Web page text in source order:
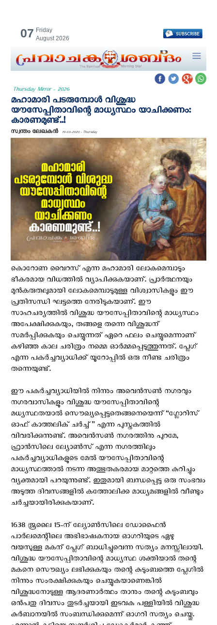
07 Friday
August 2026
Thursday Mirror - 2026
മഹാമാരി പടരുമ്പോള്‍ വിശുദ്ധ
യൗസേപ്പിതാവിന്റെ മാധ്യസ്ഥം യാചിക്കണം:
കാരണമുണ്ട്..!
സ്വന്തം ലേഖകന്‍ 19-03-2020 - Thursday
കൊറോണ വൈറസ് എന്ന മഹാമാരി ലോകമെമ്പാടും
ഭീകരമായ വിധത്തില്‍ വ്യാപിക്കുകയാണ്. പ്രാര്‍ത്ഥനയും
മുന്‍കരുതലുമായി ലോകമെമ്പാടുമുള്ള വിശ്വാസികളും ഈ
പ്രതിസന്ധി ഘട്ടത്തെ നേരിടുകയാണ്. ഈ
സാഹചര്യത്തില്‍ വിശുദ്ധ യൗസേപ്പിതാവിന്റെ മാധ്യസ്ഥം
അപേക്ഷിക്കുകയും, തങ്ങളെ തന്നെ വിശുദ്ധന്
സമര്‍പ്പിക്കുകയും ചെയ്യുന്നത് ഏറെ ഫലം ചെയ്യുമെന്നാണ്
കഴിഞ്ഞ കാല ചരിത്രം നമ്മെ ഓര്‍മ്മപ്പെടുത്തുന്നത്. പ്ലേഗ്
എന്ന പകര്‍ച്ചവ്യാധിക്ക് യൂറോപ്പില്‍ ഒരു നീണ്ട ചരിത്രം
തന്നെയുണ്ട്.
ഈ പകര്‍ച്ചവ്യാധിയില്‍ നിന്നും അവെന്‍സണ്‍ നഗരവും
നഗരവാസികളും വിശുദ്ധ യൗസേപ്പിതാവിന്റെ
മധ്യസ്ഥതയാല്‍ സൌഖ്യപ്പെട്ടതെങ്ങനെയെന്ന് “ഗ്ലോറിസ്
ഓഫ് കാത്തലിക് ചര്‍ച്ച്” എന്ന പുസ്തകത്തില്‍
വിവരിക്കുന്നുണ്ട്. അവെന്‍സണ്‍ നഗരത്തിനു പുറമേ,
ഫ്രാന്‍സിലെ ല്യോണ്‍സ് എന്ന നഗരത്തിലും
പകര്‍ച്ചവ്യാധികളുടെ മേല്‍ യൗസേപ്പിതാവിന്റെ
മാധ്യസ്ഥത്താല്‍ നടന്ന അത്ഭുതകരമായ മാറ്റത്തെ കുറിച്ചും
വ്യക്തമായി പറയുന്നുണ്ട്. ഇതുമായി ബന്ധപ്പെട്ട ഒരു സംഭവം
അടുത്ത ദിവസങ്ങളില്‍ കത്തോലിക്ക മാധ്യമങ്ങളില്‍ വീണ്ടും
ചര്‍ച്ചയായിരിക്കുകയാണ്.
1638 ജൂലൈ 15-ന് ല്യോണ്‍സിലെ ഡോഫൈന്‍
പാര്‍ലമെന്റിലെ അഭിഭാഷകനായ ഓഗറിയുടെ ഏഴു
വയസുള്ള മകന് പ്ലേഗ് ബാധിച്ചുവെന്ന സത്യം മനസ്സിലായി.
വിശുദ്ധ യൗസേപ്പിതാവിന്റെ മാധ്യസ്ഥ ശക്തിയാല്‍ തന്റെ
മകനെ സൌഖ്യം ലഭിക്കുകയും തന്റെ കുടുംബത്തെ പ്ലേഗില്‍
നിന്നും സംരക്ഷിക്കുകയും ചെയ്യുകയാണെങ്കില്‍
വിശുദ്ധനോടുള്ള ആദരണാര്‍ത്ഥം താനും തന്റെ കുടുംബവും
ഒന്‍പതു ദിവസം തുടര്‍ച്ചയായി ഇടവക പള്ളിയില്‍ വിശുദ്ധ
കുര്‍ബാനയില്‍ സംബന്ധിക്കുമെന്ന് ഓഗറി സത്യം ചെയ്തു.